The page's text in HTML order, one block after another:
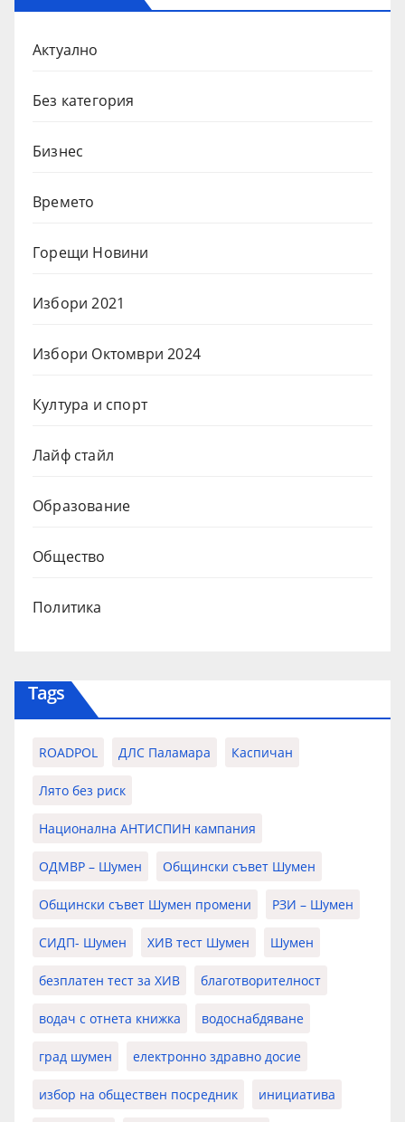
Актуално
Без категория
Бизнес
Времето
Горещи Новини
Избори 2021
Избори Октомври 2024
Култура и спорт
Лайф стайл
Образование
Общество
Политика
Tags
ROADPOL ДЛС Паламара Каспичан
Лято без риск
Национална АНТИСПИН кампания
ОДМВР – Шумен Общински съвет Шумен
Общински съвет Шумен промени РЗИ – Шумен
СИДП- Шумен ХИВ тест Шумен Шумен
безплатен тест за ХИВ благотворителност
водач с отнета книжка водоснабдяване
град шумен електронно здравно досие
избор на обществен посредник инициатива